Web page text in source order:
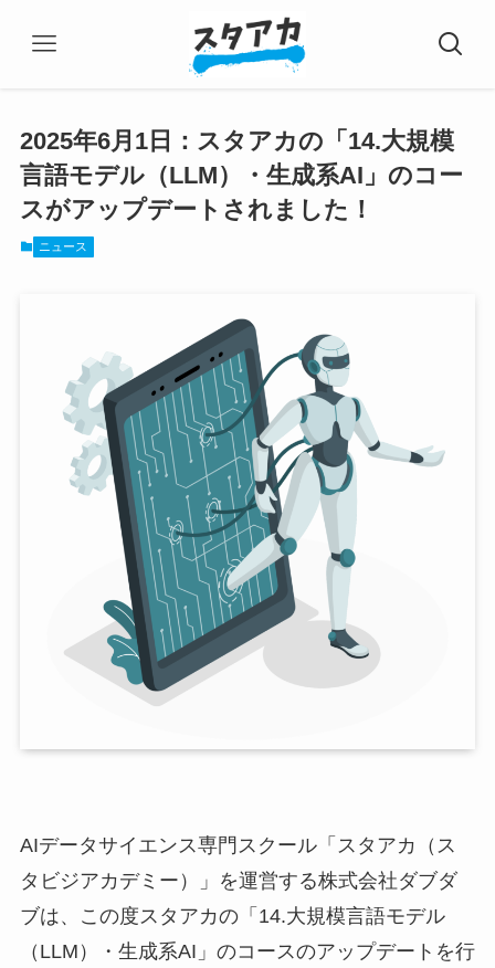
2025年6月1日：スタアカの「14.大規模
言語モデル（LLM）・生成系AI」のコー
スがアップデートされました！
ニュース
AIデータサイエンス専門スクール「スタアカ（ス
タビジアカデミー）」を運営する株式会社ダブダ
ブは、この度スタアカの「14.大規模言語モデル
（LLM）・生成系AI」のコースのアップデートを行